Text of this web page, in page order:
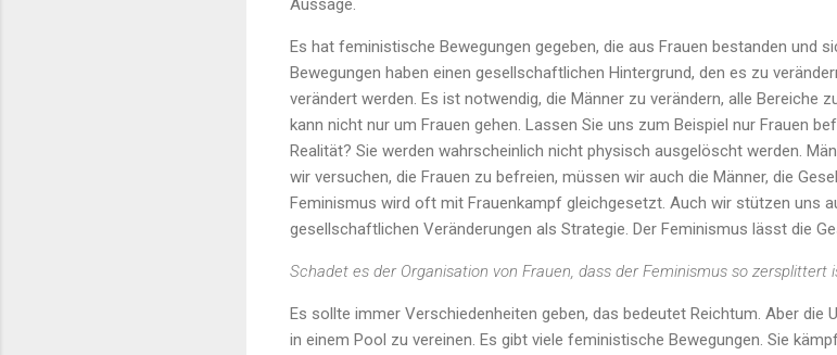
Aussage.
Es hat feministische Bewegungen gegeben, die aus Frauen bestanden und
Bewegungen haben einen gesellschaftlichen Hintergrund, den es zu
verändert werden. Es ist notwendig, die Männer zu verändern, alle Bereiche
kann nicht nur um Frauen gehen. Lassen Sie uns zum Beispiel nur Frauen
Realität? Sie werden wahrscheinlich nicht physisch ausgelöscht werden.
wir versuchen, die Frauen zu befreien, müssen wir auch die Männer, die
Feminismus wird oft mit Frauenkampf gleichgesetzt. Auch wir stützen uns
gesellschaftlichen Veränderungen als Strategie. Der Feminismus lässt die
Schadet es der Organisation von Frauen, dass der Feminismus so zersplittert
Es sollte immer Verschiedenheiten geben, das bedeutet Reichtum. Aber die
in einem Pool zu vereinen. Es gibt viele feministische Bewegungen. Sie